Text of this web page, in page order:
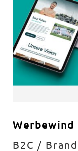
Werbewind
B2C /